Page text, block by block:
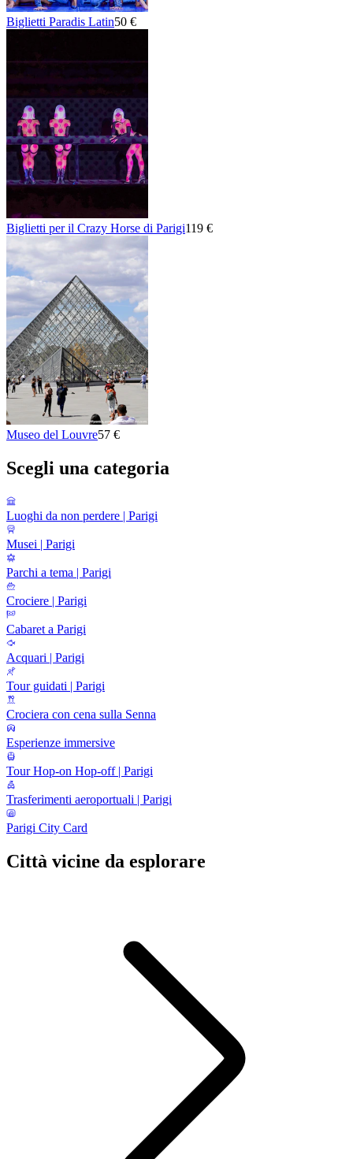
Biglietti Paradis Latin50 €
Biglietti per il Crazy Horse di Parigi119 €
Museo del Louvre57 €
Scegli una categoria
Luoghi da non perdere | Parigi
Musei | Parigi
Parchi a tema | Parigi
Crociere | Parigi
Cabaret a Parigi
Acquari | Parigi
Tour guidati | Parigi
Crociera con cena sulla Senna
Esperienze immersive
Tour Hop-on Hop-off | Parigi
Trasferimenti aeroportuali | Parigi
Parigi City Card
Città vicine da esplorare